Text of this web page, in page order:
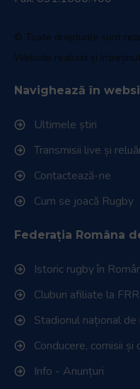
© Toate drepturile sunt
Website realizat și
Navighează în
Ultimele știri
Transmisii live și
Contactează-ne
Cum se joacă Rugby
Federația Româna
Istoric rugby în
Cluburi afiliate la FRR
Stadionul național de
Conducere, comisii
Info - Anunțuri